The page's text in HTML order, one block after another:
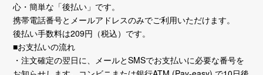
心・簡単な「後払い」です。
携帯電話番号とメールアドレスのみでご利用いただけます。
後払い手数料は209円（税込）です。
■お支払いの流れ
・注文確定の翌日に、メールとSMSでお支払いに必要な番号を